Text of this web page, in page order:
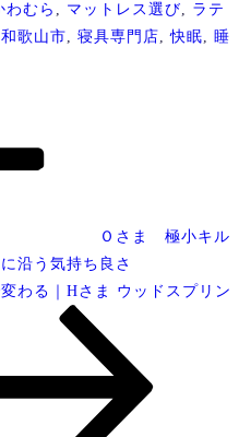
わむら , マットレス選び, ラテ
和歌山市, 寝具専門店,快眠, 睡
Ｏさま 極小キル
沿う気持ち良さ
わる｜Hさま ウッドスプリン